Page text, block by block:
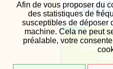
Afin de vous proposer du
des statistiques de
susceptibles de déposer
machine. Cela ne peut
préalable, votre